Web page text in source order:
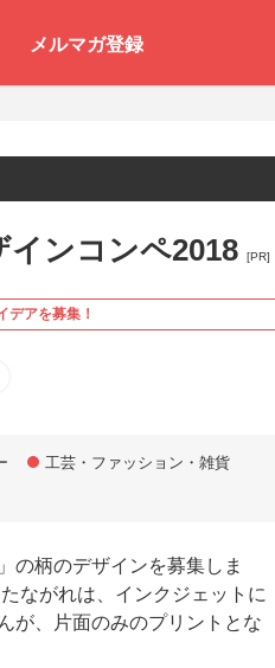
メルマガ登録
インコンペ2018 [PR]
デアを募集！
工芸・ファッション・雑貨
の柄のデザインを募集しま
ながれは、インクジェットに
が、片面のみのプリントとな